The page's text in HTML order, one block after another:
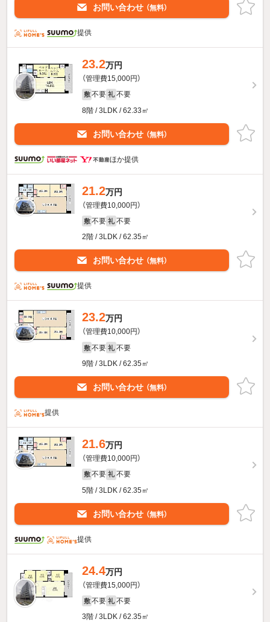
お問い合わせ （無料）
提供
23.2万円
（管理費15,000円）
敷 不要 礼 不要
8階 / 3LDK / 62.33㎡
お問い合わせ （無料）
ほか提供
21.2万円
（管理費10,000円）
敷 不要 礼 不要
2階 / 3LDK / 62.35㎡
お問い合わせ （無料）
提供
23.2万円
（管理費10,000円）
敷 不要 礼 不要
9階 / 3LDK / 62.35㎡
お問い合わせ （無料）
提供
21.6万円
（管理費10,000円）
敷 不要 礼 不要
5階 / 3LDK / 62.35㎡
お問い合わせ （無料）
提供
24.4万円
（管理費15,000円）
敷 不要 礼 不要
3階 / 3LDK / 62.35㎡